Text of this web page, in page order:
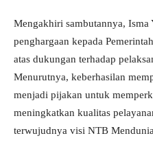
Mengakhiri sambutannya, Isma
penghargaan kepada
atas dukungan terhadap
Menurutnya, keberhasilan
menjadi pijakan untuk
meningkatkan kualitas
terwujudnya visi NTB